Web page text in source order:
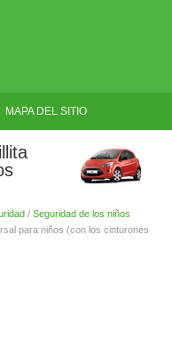
MAPA DEL SITIO
/ Seguridad de los niños
para niños (con los cinturones